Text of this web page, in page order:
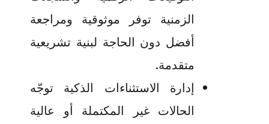
الزمنية توفر موثوقية ومراجعة
أفضل دون الحاجة لبنية تشريعية
متقدمة.
إدارة الاستثناءات الذكية توجّه
الحالات غير المكتملة أو عالية